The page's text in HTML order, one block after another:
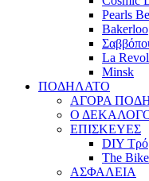
Pearls
Bakerloo
La
Minsk
ΠΟΔΗΛΑΤΟ
ΑΓΟΡΑ
Ο
ΕΠΙΣΚΕΥΕΣ
DIY
The
ΑΣΦΑΛΕΙΑ